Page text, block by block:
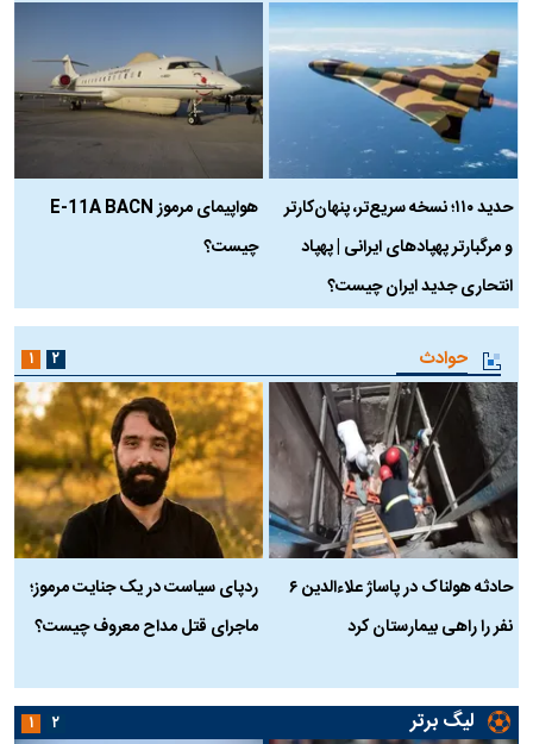
حدید ۱۱۰؛ نسخه سریع‌تر، پنهان‌کارتر
و مرگبارتر پهپادهای ایرانی | پهپاد
انتحاری جدید ایران چیست؟
هواپیمای مرموز E-11A BACN
چیست؟
حوادث
حادثه هولناک در پاساژ علاءالدین ۶
نفر را راهی بیمارستان کرد
ردپای سیاست در یک جنایت مرموز؛
ماجرای قتل مداح معروف چیست؟
۱ ۲
لیگ برتر ۱ ۲